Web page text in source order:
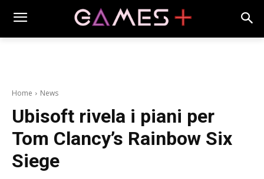
Home News
Ubisoft rivela i piani per
Tom Clancy’s Rainbow Six
Siege